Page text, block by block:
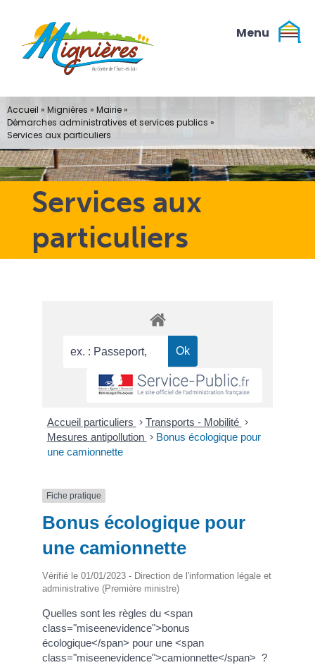
contenu
Services aux
particuliers
Accueil » Mignières » Mairie»
Démarches administratives et services publics »
Services aux particuliers
Accueil particuliers > Transports - Mobilité >
Mesures antipollution > Bonus écologique pour
une camionnette
Fiche pratique
Bonus écologique pour
une camionnette
Vérifié le 01/01/2023 - Direction de l'information légale et
administrative (Première ministre)
Quelles sont les règles du <span
class="miseenevidence">bonus
écologique</span> pour une <span
class="miseenevidence">camionnette</span> ?